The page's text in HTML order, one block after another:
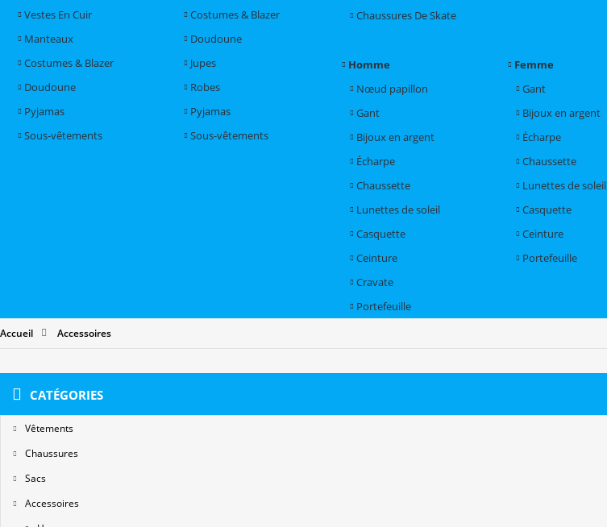
Vestes En Cuir
Manteaux
Costumes & Blazer
Doudoune
Pyjamas
Sous-vêtements
Costumes & Blazer
Doudoune
Jupes
Robes
Pyjamas
Sous-vêtements
Chaussures De Skate
Homme
Nœud papillon
Gant
Bijoux en argent
Écharpe
Chaussette
Lunettes de soleil
Casquette
Ceinture
Cravate
Portefeuille
Femme
Gant
Bijoux en argent
Écharpe
Chaussette
Lunettes de soleil
Casquette
Ceinture
Portefeuille
Accueil Accessoires
CATÉGORIES
Vêtements
Chaussures
Sacs
Accessoires